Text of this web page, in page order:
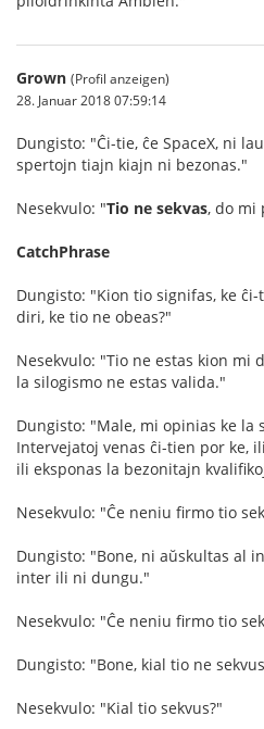
Grown (Profil anzeigen)
28. Januar 2018 07:59:14
Dungisto: "Ĉi-tie, ĉe SpaceX, ni
spertojn tiajn kiajn ni bezonas."
Nesekvulo: "Tio ne sekvas, do mi
CatchPhrase
Dungisto: "Kion tio signifas, ke ĉi-
diri, ke tio ne obeas?"
Nesekvulo: "Tio ne estas kion
la silogismo ne estas valida."
Dungisto: "Male, mi opinias ke la
Intervejatoj venas ĉi-tien por ke,
ili eksponas la bezonitajn
Nesekvulo: "Ĉe neniu firmo tio
Dungisto: "Bone, ni aŭskultas al
inter ili ni dungu."
Nesekvulo: "Ĉe neniu firmo tio
Dungisto: "Bone, kial tio ne
Nesekvulo: "Kial tio sekvus?"